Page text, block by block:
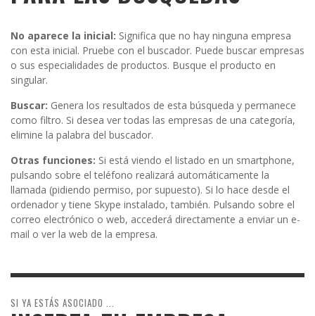
No aparece la inicial: Significa que no hay ninguna empresa
con esta inicial. Pruebe con el buscador. Puede buscar empresas
o sus especialidades de productos. Busque el producto en
singular.
Buscar: Genera los resultados de esta búsqueda y permanece
como filtro. Si desea ver todas las empresas de una categoría,
elimine la palabra del buscador.
Otras funciones: Si está viendo el listado en un smartphone,
pulsando sobre el teléfono realizará automáticamente la
llamada (pidiendo permiso, por supuesto). Si lo hace desde el
ordenador y tiene Skype instalado, también. Pulsando sobre el
correo electrónico o web, accederá directamente a enviar un e-
mail o ver la web de la empresa.
SI YA ESTÁS ASOCIADO ...